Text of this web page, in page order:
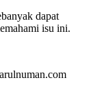
dapat
isu ini.